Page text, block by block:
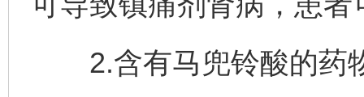
2.含有马兜铃酸的药